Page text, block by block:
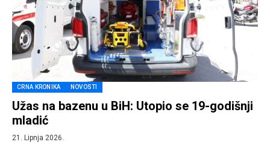
CRNA KRONIKA NOVOSTI
Užas na bazenu u BiH: Utopio se 19-godišnji
mladić
21. Lipnja 2026.